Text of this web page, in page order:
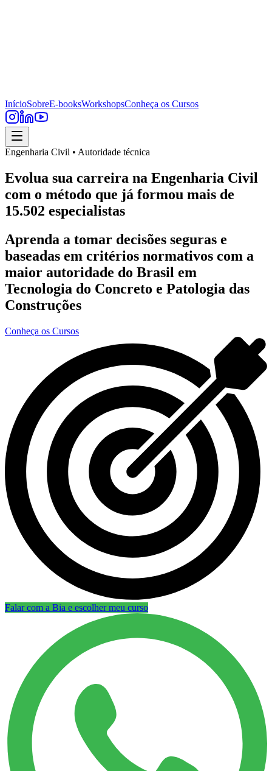
InícioSobreE-booksWorkshopsConheça os Cursos
Engenharia Civil • Autoridade técnica
Evolua sua carreira na Engenharia Civil
com o método que já formou mais de
15.502 especialistas
Aprenda a tomar decisões seguras e
baseadas em critérios normativos com a
maior autoridade do Brasil em
Tecnologia do Concreto e Patologia das
Construções
Conheça os Cursos
Falar com a Bia e escolher meu curso